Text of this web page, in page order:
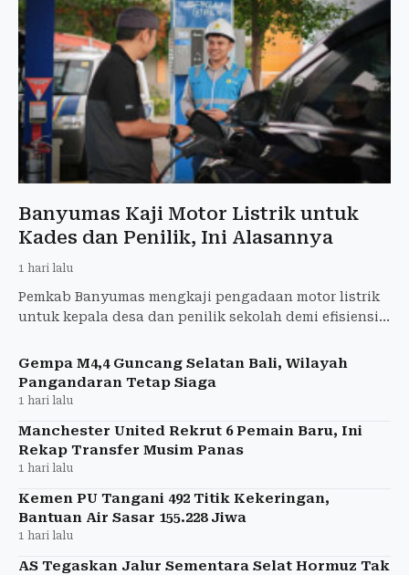
Banyumas Kaji Motor Listrik untuk
Kades dan Penilik, Ini Alasannya
1 hari lalu
Pemkab Banyumas mengkaji pengadaan motor listrik
untuk kepala desa dan penilik sekolah demi efisiensi
lingkungan.
Gempa M4,4 Guncang Selatan Bali, Wilayah
Pangandaran Tetap Siaga
1 hari lalu
Manchester United Rekrut 6 Pemain Baru, Ini
Rekap Transfer Musim Panas
1 hari lalu
Kemen PU Tangani 492 Titik Kekeringan,
Bantuan Air Sasar 155.228 Jiwa
1 hari lalu
AS Tegaskan Jalur Sementara Selat Hormuz Tak